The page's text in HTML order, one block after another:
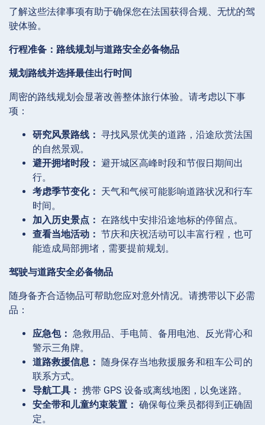
了解这些法律事项有助于确保您在法国获得合规、无忧的驾
驶体验。
行程准备：路线规划与道路安全必备物品
规划路线并选择最佳出行时间
周密的路线规划会显著改善整体旅行体验。请考虑以下事
项：
研究风景路线： 寻找风景优美的道路，沿途欣赏法国
的自然景观。
避开拥堵时段： 避开城区高峰时段和节假日期间出
行。
考虑季节变化： 天气和气候可能影响道路状况和行车
时间。
加入历史景点： 在路线中安排沿途地标的停留点。
查看当地活动： 节庆和庆祝活动可以丰富行程，也可
能造成局部拥堵，需要提前规划。
驾驶与道路安全必备物品
随身备齐合适物品可帮助您应对意外情况。请携带以下必需
品：
应急包： 急救用品、手电筒、备用电池、反光背心和
警示三角牌。
道路救援信息： 随身保存当地救援服务和租车公司的
联系方式。
导航工具： 携带 GPS 设备或离线地图，以免迷路。
安全带和儿童约束装置： 确保每位乘员都得到正确固
定。